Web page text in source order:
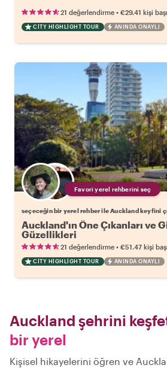
21 değerlendirme • €29.41 kişi başı
CITY HIGHLIGHT TOUR ANINDA ONAYLI
Favori yerel rehberini seç
seçeceğin bir yerel rehber ile Auckland keyfini
Auckland'ın Öne Çıkanları ve
Güzellikleri
21 değerlendirme • €51.47 kişi
CITY HIGHLIGHT TOUR ANINDA ONAYLI
Auckland şehrini
bir yerel
Kişisel hikayelerini öğren ve